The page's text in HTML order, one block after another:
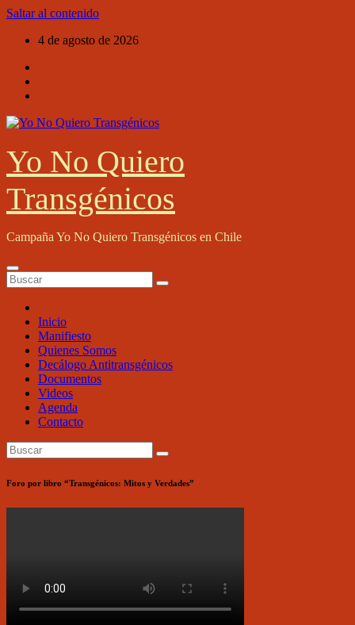
Saltar al contenido
4 de agosto de 2026
Yo No Quiero
Transgénicos
Campaña Yo No Quiero Transgénicos en Chile
Inicio
Manifiesto
Quienes Somos
Decálogo Antitransgénicos
Documentos
Videos
Agenda
Contacto
Foro por libro “Transgénicos: Mitos y Verdades”